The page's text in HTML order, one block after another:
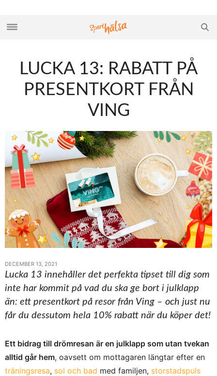
LUCKA 13: RABATT PÅ
PRESENTKORT FRÅN
VING
DECEMBER 13, 2021
Lucka 13 innehåller det perfekta tipset till dig som
inte har kommit på vad du ska ge bort i julklapp
än: ett presentkort på resor från Ving – och just nu
får du dessutom hela 10% rabatt när du köper det!
Ett bidrag till drömresan är en julklapp som utan tvekan
alltid går hem, oavsett om mottagaren längtar efter en
träningsresa, sol och bad med familjen, storstadspuls